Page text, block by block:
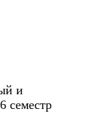
и
семестр